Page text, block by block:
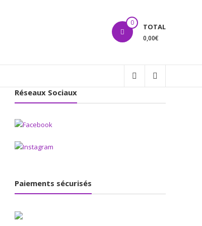
0 TOTAL
0,00€
Réseaux Sociaux
Paiements sécurisés